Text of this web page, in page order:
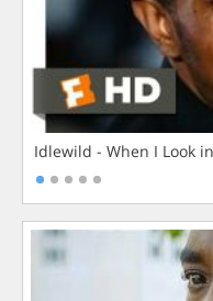
Idlewild - When I Look